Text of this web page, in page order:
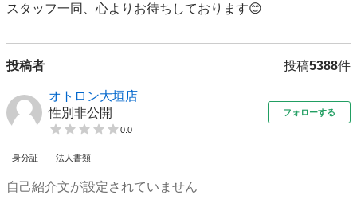
スタッフ一同、心よりお待ちしております😊
投稿者 投稿5388件
オトロン大垣店
性別非公開
0.0
フォローする
身分証 法人書類
自己紹介文が設定されていません